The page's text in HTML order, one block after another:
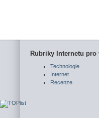
Rubriky Internetu pro
Technologie
Internet
Recenze